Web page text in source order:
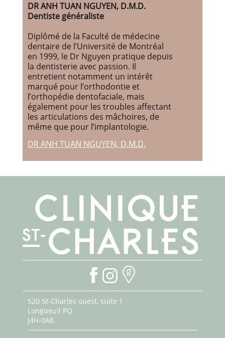
DR ANH TUAN NGUYEN, D.M.D.
Dentiste généraliste
Diplômé de la Faculté de médecine
dentaire de l’Université de Montréal
en 1999, le Dr Nguyen pratique depuis
la dentisterie avec passion. Il
entretient notamment un intérêt
marqué pour l’orthodontie et
l’orthopédie dentofaciale, mais
également pour les troubles affectant
les articulations des mâchoires, de
même que pour l’implantologie.
DR ANH TUAN NGUYEN, D.M.D.
520 St-Charles ouest, suite 1
Longueuil PQ
J4H-0A8.